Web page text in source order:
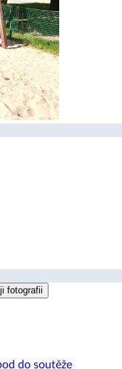
fotografii
do soutěže